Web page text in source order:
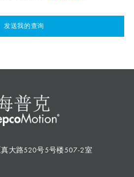
发送我的查询
大路520号5号楼507-2室